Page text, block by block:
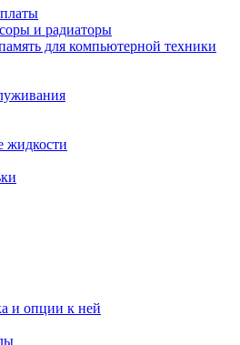
и радиаторы
для компьютерной техники
и опции к ней